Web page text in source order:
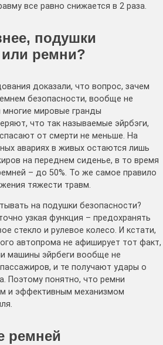
все равно снижается в 2 раза.
подушки
или ремни?
доказали, что вопрос, зачем
безопасности, вообще не
мировые гранды
что так называемые эйрбэги,
от смерти не меньше. На
авариях в живых остаются лишь
на переднем сиденье, в то время
– до 50%. То же самое правило
тяжести травм.
на подушки безопасности?
узкая функция – предохранять
стекло и рулевое колесо. И кстати,
автопрома не афиширует тот факт,
машины эйрбеги вообще не
и те получают удары о
Поэтому понятно, что ремни
и эффективным механизмом
ремней